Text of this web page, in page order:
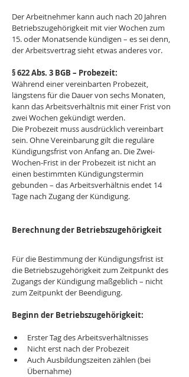
Der Arbeitnehmer kann auch nach 20 Jahren
Betriebszugehörigkeit mit vier Wochen zum
15. oder Monatsende kündigen – es sei denn,
der Arbeitsvertrag sieht etwas anderes vor.
§ 622 Abs. 3 BGB – Probezeit:
Während einer vereinbarten Probezeit,
längstens für die Dauer von sechs Monaten,
kann das Arbeitsverhältnis mit einer Frist von
zwei Wochen gekündigt werden.
Die Probezeit muss ausdrücklich vereinbart
sein. Ohne Vereinbarung gilt die reguläre
Kündigungsfrist von Anfang an. Die Zwei-
Wochen-Frist in der Probezeit ist nicht an
einen bestimmten Kündigungstermin
gebunden – das Arbeitsverhältnis endet 14
Tage nach Zugang der Kündigung.
Berechnung der Betriebszugehörigkeit
Für die Bestimmung der Kündigungsfrist ist
die Betriebszugehörigkeit zum Zeitpunkt des
Zugangs der Kündigung maßgeblich – nicht
zum Zeitpunkt der Beendigung.
Beginn der Betriebszugehörigkeit:
Erster Tag des Arbeitsverhältnisses
Nicht erst nach der Probezeit
Auch Ausbildungszeiten zählen (bei
Übernahme)